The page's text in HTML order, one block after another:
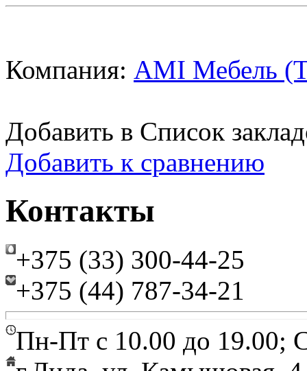
Компания: AMI Мебель
Добавить в Список
Добавить к сравнению
Контакты
+375 (33) 300-44-25
+375 (44) 787-34-21
Пн-Пт с 10.00 до 19.00;